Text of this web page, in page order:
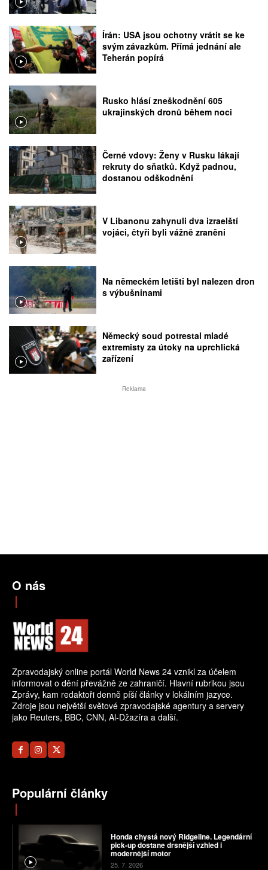
Írán: USA jsou ochotny vrátit se ke
svým závazkům. Přímá jednání ale
Teherán popírá
Rusko hlásí zneškodnění 605
ukrajinských dronů během noci
Černé vdovy: Ženy v Rusku lákají
rekruty do sňatků. Když padnou,
dostanou odškodnění
V Libanonu zahynuli dva izraelští
vojáci, čtyři byli vážně zraněni
Na německém letišti byl nalezen dron
s výbušninami
Německý soud potrestal mladé
extremisty za útoky na uprchlická
zařízení
Reklama
O nás
Zpravodajský online portál World News 24 vznikl za účelem
informovat o dění převážně ze zahraničí. Hlavní rubrikou jsou
Zprávy, kam redaktoři denně píší články v lokálním jazyce.
Zdroje jsou největší světové zpravodajské agentury a servery
jako Reuters, BBC, CNN, Al-Džazíra a další.
Populární články
Honda chystá nový Ridgeline. Legendární
pick-up dostane drsnější vzhled i
modernější motor
25. 7. 2026